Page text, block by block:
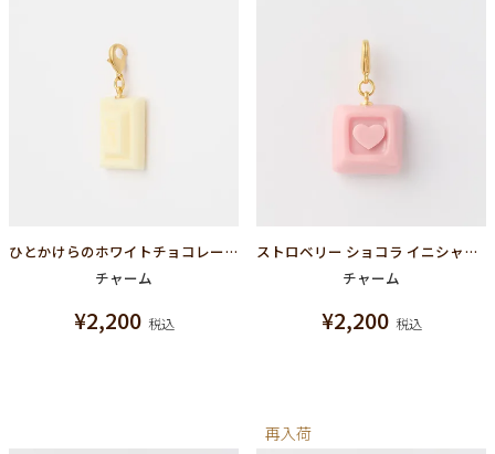
ひとかけらのホワイトチョコレート SSチャーム
チャーム
¥2,200 税込
ストロベリー ショコラ イニシャル チャーム/ハート
チャーム
¥2,200 税込
再入荷